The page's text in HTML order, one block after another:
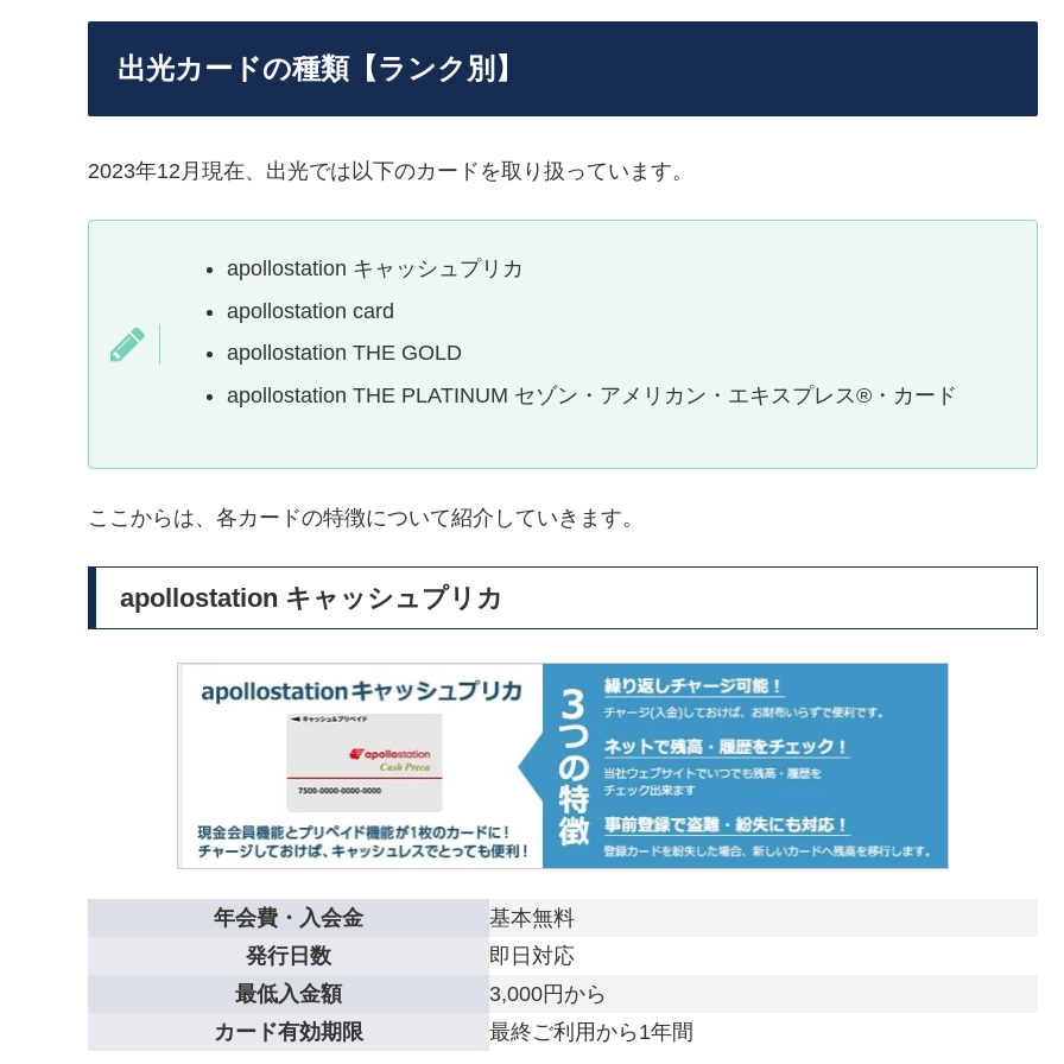
出光カードの種類【ランク別】
2023年12月現在、出光では以下のカードを取り扱っています。
apollostation キャッシュプリカ
apollostation card
apollostation THE GOLD
apollostation THE PLATINUM セゾン・アメリカン・エキスプレス®・カード
ここからは、各カードの特徴について紹介していきます。
apollostation キャッシュプリカ
年会費・入会金
基本無料
発行日数
即日対応
最低入金額
3,000円から
カード有効期限
最終ご利用から1年間